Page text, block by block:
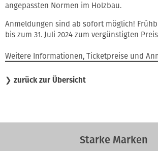
angepassten Normen im Holzbau.
Anmeldungen sind ab sofort möglich!
bis zum 31. Juli 2024 zum vergünstigten
Weitere Informationen, Ticketpreise und
❯ zurück zur Übersicht
Starke Marken